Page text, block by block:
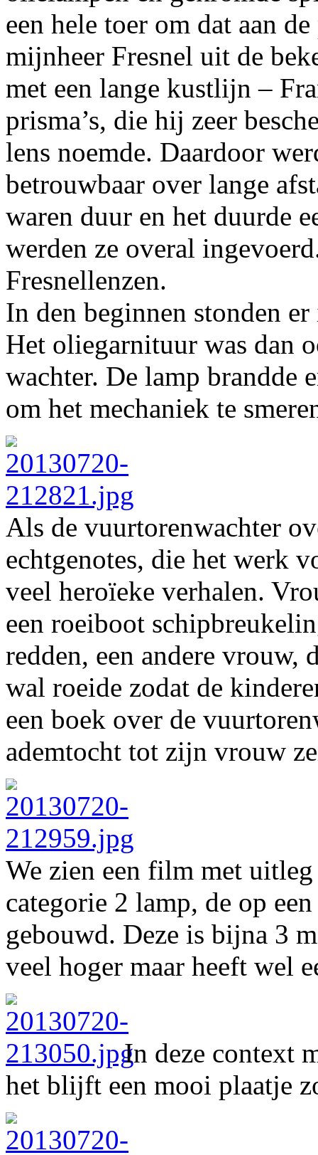
een hele toer om dat aan
mijnheer Fresnel uit de
met een lange kustlijn –
prisma’s, die hij zeer
lens noemde. Daardoor
betrouwbaar over lange
waren duur en het duurde
werden ze overal
Fresnellenzen.
In den beginnen stonden
Het oliegarnituur was dan
wachter. De lamp brandde
om het mechaniek te
Als de vuurtorenwachter
echtgenotes, die het werk
veel heroïeke verhalen.
een roeiboot
redden, een andere vrouw,
wal roeide zodat de
een boek over de
ademtocht tot zijn vrouw
We zien een film met
categorie 2 lamp, de op
gebouwd. Deze is bijna 3
veel hoger maar heeft wel
In deze context
het blijft een mooi plaatje